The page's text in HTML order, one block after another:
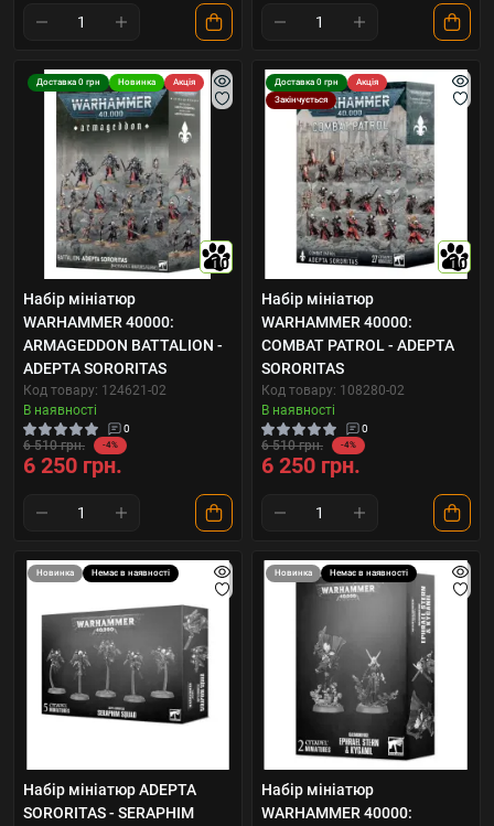
Доставка 0 грн Новинка Акція
10
Набір мініатюр
WARHAMMER 40000:
ARMAGEDDON BATTALION -
ADEPTA SORORITAS
Код товару: 124621-02
В наявності
0
6 510 грн. -4%
6 250 грн.
Доставка 0 грн
Акція
Закінчується
10
Набір мініатюр
WARHAMMER 40000:
COMBAT PATROL - ADEPTA
SORORITAS
Код товару: 108280-02
В наявності
0
6 510 грн. -4%
6 250 грн.
Новинка Немає в наявності
Набір мініатюр ADEPTA
SORORITAS - SERAPHIM
Новинка Немає в наявності
Набір мініатюр
WARHAMMER 40000: